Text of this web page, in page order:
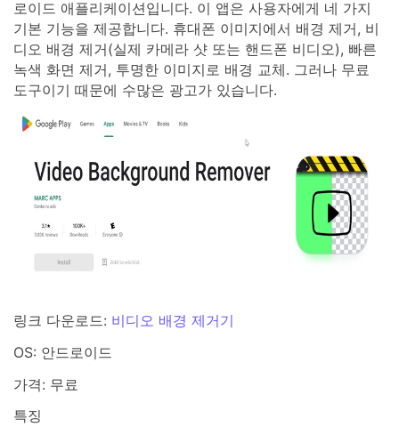
로이드 애플리케이션입니다. 이 앱은 사용자에게 네 가지
기본 기능을 제공합니다. 휴대폰 이미지에서 배경 제거, 비
디오 배경 제거(실제 카메라 샷 또는 핸드폰 비디오), 빠른
녹색 화면 제거, 투명한 이미지로 배경 교체. 그러나 무료
도구이기 때문에 수많은 광고가 있습니다.
링크 다운로드: 비디오 배경 제거기
OS: 안드로이드
가격: 무료
특징